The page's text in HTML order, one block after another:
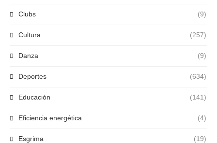
Clubs (9)
Cultura (257)
Danza (9)
Deportes (634)
Educación (141)
Eficiencia energética (4)
Esgrima (19)